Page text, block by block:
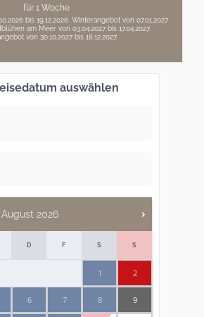
für 1 Woche
bis 19.12.2026. Winterangebot von 07.01.2027
am Meer von 03.04.2027 bis 17.04.2027.
von 30.10.2027 bis 18.12.2027.
auswählen
August 2026
D F S S
1 2
6 7 8 9